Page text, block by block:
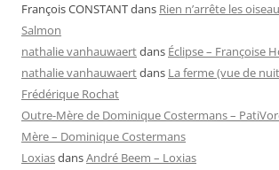
François CONSTANTdans Rien n’arrête les
Salmon
nathalie vanhauwaertdans Éclipse – Françoise
nathalie vanhauwaertdans La ferme (vue de
Frédérique Rochat
Outre-Mère de Dominique Costermans –
Mère – Dominique Costermans
LoxiasdansAndré Beem – Loxias